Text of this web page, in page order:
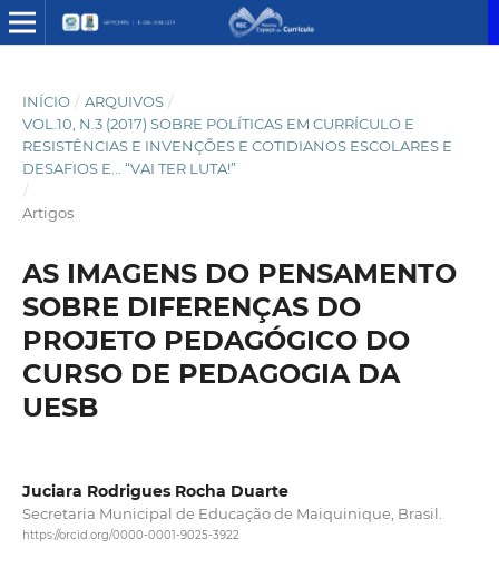
INÍCIO / ARQUIVOS /
VOL.10, N.3 (2017) SOBRE POLÍTICAS EM CURRÍCULO E
RESISTÊNCIAS E INVENÇÕES E COTIDIANOS ESCOLARES E
DESAFIOS E... “VAI TER LUTA!”
/
Artigos
AS IMAGENS DO PENSAMENTO
SOBRE DIFERENÇAS DO
PROJETO PEDAGÓGICO DO
CURSO DE PEDAGOGIA DA
UESB
Juciara Rodrigues Rocha Duarte
Secretaria Municipal de Educação de Maiquinique, Brasil.
https://orcid.org/0000-0001-9025-3922